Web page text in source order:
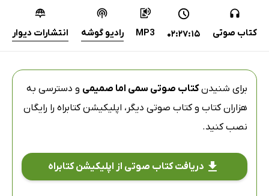
کتاب صوتی 02:27:15
MP3 رادیو گوشه انتشارات دیوار
برای شنیدنکتاب صوتی سمی اما صمیمی و دسترسی به
هزاران کتاب و کتاب صوتی دیگر، اپلیکیشن کتابراه را رایگان
نصب کنید.
دریافت کتاب صوتی از اپلیکیشن کتابراه